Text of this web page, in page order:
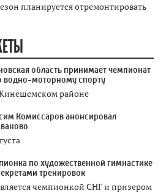
планируется отремонтировать
область принимает чемпионат
водно-моторному спорту
районе
Комиссаров анонсировал
по художественной гимнастике
тренировок
чемпионкой СНГ и призером